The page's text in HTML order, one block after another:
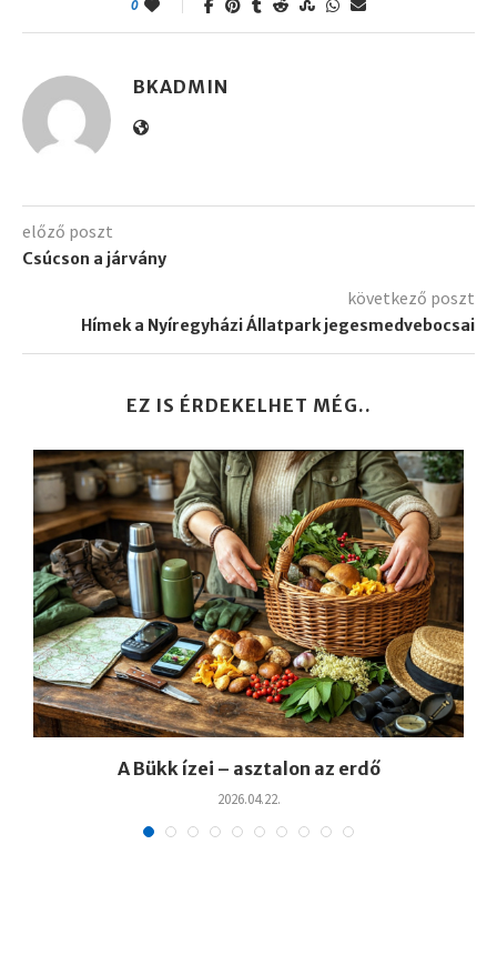
0
BKADMIN
előző poszt
Csúcson a járvány
következő poszt
Hímek a Nyíregyházi Állatpark jegesmedvebocsai
EZ IS ÉRDEKELHET MÉG..
A Bükk ízei – asztalon az erdő
2026.04.22.